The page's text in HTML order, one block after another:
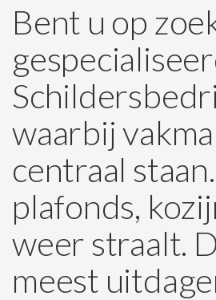
Bent u op
waarbij
centraal
plafonds,
weer straalt.
meest